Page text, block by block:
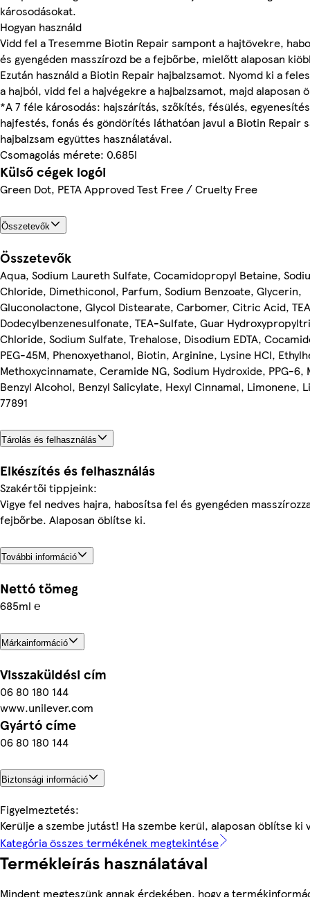
károsodásokat.
Hogyan használd
Vidd fel a Tresemme Biotin Repair sampont a hajtövekre,
és gyengéden masszírozd be a fejbőrbe, mielőtt alaposan
Ezután használd a Biotin Repair hajbalzsamot. Nyomd ki a
a hajból, vidd fel a hajvégekre a hajbalzsamot, majd alaposan
*A 7 féle károsodás: hajszárítás, szőkítés, fésülés,
hajfestés, fonás és göndörítés láthatóan javul a Biotin Repair
hajbalzsam együttes használatával.
Csomagolás mérete: 0.685l
Külső cégek logói
Green Dot, PETA Approved Test Free / Cruelty Free
Összetevők
Összetevők
Aqua, Sodium Laureth Sulfate, Cocamidopropyl Betaine,
Chloride, Dimethiconol, Parfum, Sodium Benzoate, Glycerin,
Gluconolactone, Glycol Distearate, Carbomer, Citric Acid,
Dodecylbenzenesulfonate, TEA-Sulfate, Guar
Chloride, Sodium Sulfate, Trehalose, Disodium EDTA,
PEG-45M, Phenoxyethanol, Biotin, Arginine, Lysine HCI,
Methoxycinnamate, Ceramide NG, Sodium Hydroxide, PPG-6,
Benzyl Alcohol, Benzyl Salicylate, Hexyl Cinnamal, Limonene,
77891
Tárolás és felhasználás
Elkészítés és felhasználás
Szakértői tippjeink:
Vigye fel nedves hajra, habosítsa fel és gyengéden
fejbőrbe. Alaposan öblítse ki.
További információ
Nettó tömeg
685ml ℮
Márkainformáció
Visszaküldési cím
06 80 180 144
www.unilever.com
Gyártó címe
06 80 180 144
Biztonsági információ
Figyelmeztetés:
Kerülje a szembe jutást! Ha szembe kerül, alaposan öblítse ki
Kategória összes termékének megtekintése
Termékleírás használatával
Mindent megteszünk annak érdekében, hogy a